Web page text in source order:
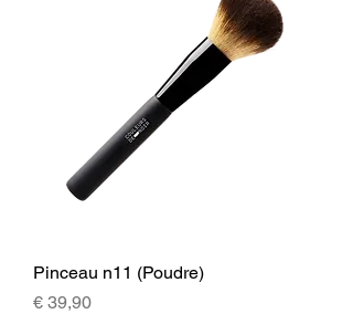
Pinceau n11 (Poudre)
Prijs
€ 39,90